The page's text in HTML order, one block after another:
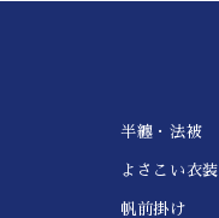
半纏・法被
よさこい衣装
帆前掛け